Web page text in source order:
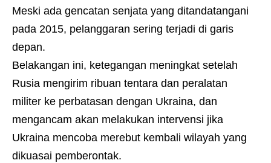
Meski ada gencatan senjata yang ditandatangani
pada 2015, pelanggaran sering terjadi di garis
depan.
Belakangan ini, ketegangan meningkat setelah
Rusia mengirim ribuan tentara dan peralatan
militer ke perbatasan dengan Ukraina, dan
mengancam akan melakukan intervensi jika
Ukraina mencoba merebut kembali wilayah yang
dikuasai pemberontak.